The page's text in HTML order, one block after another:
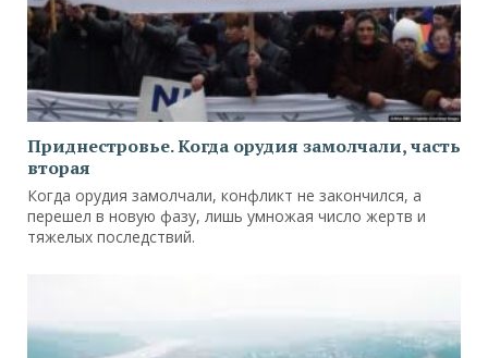
Приднестровье. Когда орудия замолчали, часть
вторая
Когда орудия замолчали, конфликт не закончился, а
перешел в новую фазу, лишь умножая число жертв и
тяжелых последствий.